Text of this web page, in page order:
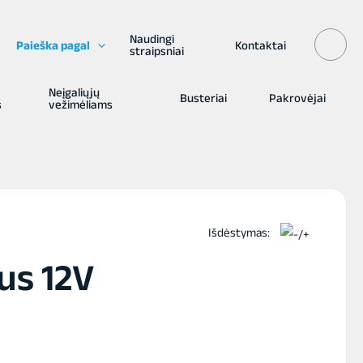
Paieška pagal
Naudingi
straipsniai
Kontaktai
Neįgaliųjų
vežimėliams
Busteriai Pakrovėjai
12V
Išdėstymas: